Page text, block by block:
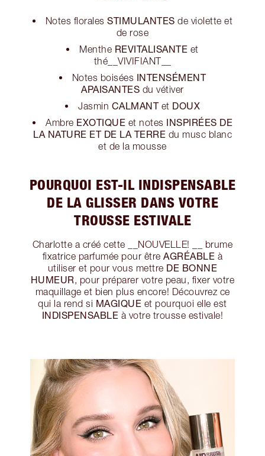
Notes floralesSTIMULANTES de violette et
de rose
Menthe REVITALISANTE et
thé__VIVIFIANT__
Notes boisées INTENSÉMENT
APAISANTES du vétiver
Jasmin CALMANTet DOUX
Ambre EXOTIQUE et notes INSPIRÉES DE
LA NATURE ET DE LA TERRE du musc blanc
et de la mousse
POURQUOI EST-IL INDISPENSABLE
DE LA GLISSER DANS VOTRE
TROUSSE ESTIVALE
Charlotte a créé cette __NOUVELLE! __ brume
fixatrice parfumée pour êtreAGRÉABLE à
utiliser et pour vous mettre DE BONNE
HUMEUR, pour préparer votre peau, fixer votre
maquillage et bien plus encore! Découvrez ce
qui la rend si MAGIQUE et pourquoi elle est
INDISPENSABLE à votre trousse estivale!